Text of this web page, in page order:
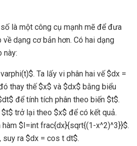
là một công cụ mạnh mẽ để đưa
dạng cơ bản hơn. Có hai dạng
này:
Ta lấy vi phân hai vế $dx =
thay thế $x$ và $dx$ bằng biểu
để tính tích phân theo biến $t$.
$t$ trở lại theo $x$ để có kết quả.
hàm $I=int frac{dx}{sqrt{(1-x^2)^3}}$.
suy ra $dx = cos t dt$.